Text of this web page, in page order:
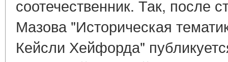
соотечественник. Так, после
Мазова "Историческая
Кейсли Хейфорда"